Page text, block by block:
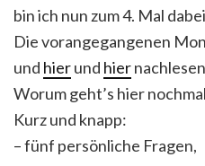
bin ich nun zum 4. Mal
Die vorangegangenen
und hierund hier
Worum geht’s hier
Kurz und knapp:
– fünf persönliche Fragen,